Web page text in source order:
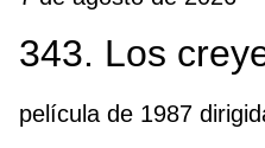
343. Los
película de 1987